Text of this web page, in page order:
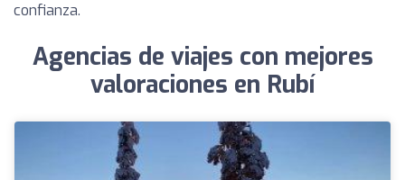
confianza.
Agencias de viajes con mejores
valoraciones en Rubí